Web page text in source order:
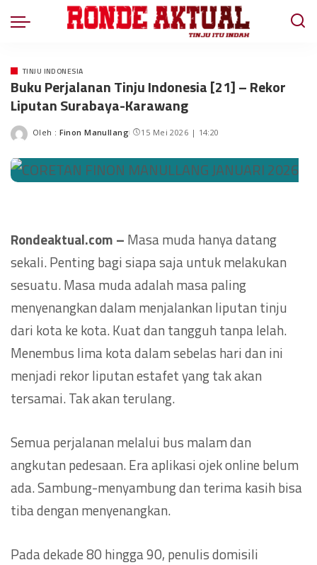
TINJU INDONESIA
Buku Perjalanan Tinju Indonesia [21] – Rekor
Liputan Surabaya-Karawang
Oleh : Finon Manullang 15 Mei 2026 | 14:20
Rondeaktual.com – Masa muda hanya datang
sekali. Penting bagi siapa saja untuk melakukan
sesuatu. Masa muda adalah masa paling
menyenangkan dalam menjalankan liputan tinju
dari kota ke kota. Kuat dan tangguh tanpa lelah.
Menembus lima kota dalam sebelas hari dan ini
menjadi rekor liputan estafet yang tak akan
tersamai. Tak akan terulang.
Semua perjalanan melalui bus malam dan
angkutan pedesaan. Era aplikasi ojek online belum
ada. Sambung-menyambung dan terima kasih bisa
tiba dengan menyenangkan.
Pada dekade 80 hingga 90, penulis domisili